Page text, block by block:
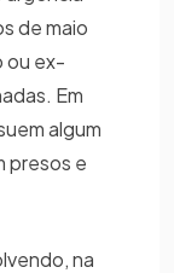
de maio
ou ex-
Em
algum
presos e
na